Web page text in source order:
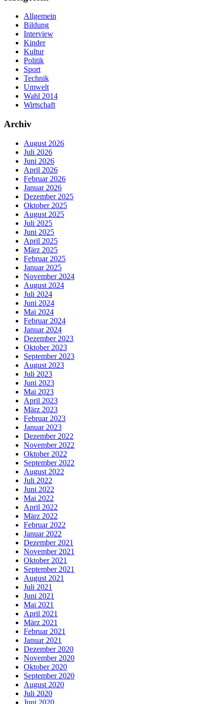
Allgemein
Bildung
Interview
Kinder
Kultur
Politik
Sport
Technik
Umwelt
Wahl 2014
Wirtschaft
Archiv
August 2026
Juli 2026
Juni 2026
April 2026
Februar 2026
Januar 2026
Dezember 2025
Oktober 2025
August 2025
Juli 2025
Juni 2025
April 2025
März 2025
Februar 2025
Januar 2025
November 2024
August 2024
Juli 2024
Juni 2024
Mai 2024
Februar 2024
Januar 2024
Dezember 2023
Oktober 2023
September 2023
August 2023
Juli 2023
Juni 2023
Mai 2023
April 2023
März 2023
Februar 2023
Januar 2023
Dezember 2022
November 2022
Oktober 2022
September 2022
August 2022
Juli 2022
Juni 2022
Mai 2022
April 2022
März 2022
Februar 2022
Januar 2022
Dezember 2021
November 2021
Oktober 2021
September 2021
August 2021
Juli 2021
Juni 2021
Mai 2021
April 2021
März 2021
Februar 2021
Januar 2021
Dezember 2020
November 2020
Oktober 2020
September 2020
August 2020
Juli 2020
Juni 2020